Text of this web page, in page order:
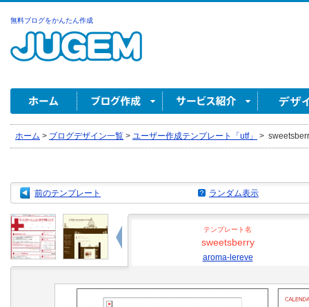
無料ブログをかんたん作成
ホーム > ブログデザイン一覧 > ユーザー作成テンプレート「utf」 >
前のテンプレート ランダム表示
テンプレート名
sweetsberry
aroma-lereve